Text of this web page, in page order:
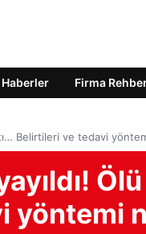
Firma
Belirtileri ve tedavi
Ölü
yöntemi